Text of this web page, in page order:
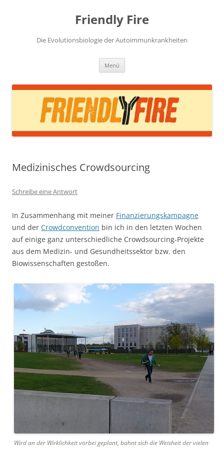
Friendly Fire
Die Evolutionsbiologie der Autoimmunkrankheiten
Menü
Medizinisches Crowdsourcing
Schreibe eine Antwort
In Zusammenhang mit meiner Finanzierungskampagne
und der Crowdconvention bin ich in den letzten Wochen
auf einige ganz unterschiedliche Crowdsourcing-Projekte
aus dem Medizin- und Gesundheitssektor bzw. den
Biowissenschaften gestoßen.
Wird an der Wirklichkeit vorbei geplant, bahnt sich die Weisheit der vielen